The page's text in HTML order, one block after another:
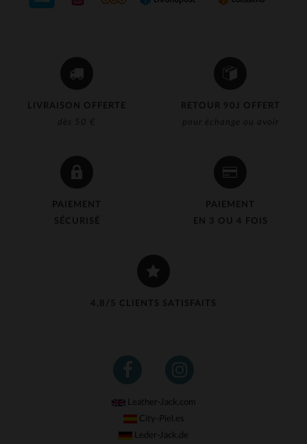
LIVRAISON OFFERTE
dès 50 €
RETOUR 90J OFFERT
pour échange ou avoir
PAIEMENT
SÉCURISÉ
PAIEMENT
EN 3 OU 4 FOIS
4,8/5 CLIENTS SATISFAITS
Leather-Jack.com
City-Piel.es
Leder-Jack.de